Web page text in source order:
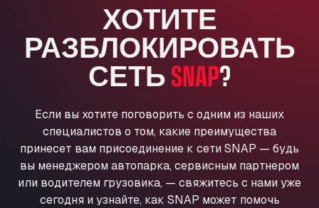
Anglia Motel
Washway Road, PE12 8LT
Anpol Sp. z o.o.
Ul. Torunska 147, 85884
Aqua Ariva GmbH
Aral Autohof Bockel
ARAL Autohof Bockenem
Oppelner Str. 1, 31167
ARAL Autohof Merklingen
ХОТИТЕ
РАЗБЛОКИРОВАТЬ
СЕТЬSNAP?
Если вы хотите поговорить с одним из наших
специалистов о том, какие преимущества
принесет вам присоединение к сети SNAP — будь
вы менеджером автопарка, сервисным партнером
или водителем грузовика, — свяжитесь с нами уже
сегодня и узнайте, как SNAP может помочь